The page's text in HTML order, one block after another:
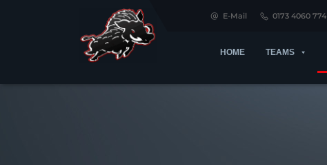
E-Mail 0173 4060 774
HOME TEAMS